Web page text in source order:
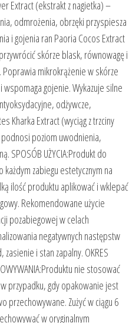
Extract (ekstrakt z nagietka) –
odmrożenia, obrzęki przyspiesza
i gojenia ran Paoria Cocos Extract
skórze blask, równowagę i
mikrokrążenie w skórze
wspomaga gojenie. Wykazuje silne
odżywcze,
Kharka Extract (wyciąg z trzciny
podnosi poziom uwodnienia,
SPOSÓB UŻYCIA:Produkt do
zabiegu estetycznym na
ilość produktu aplikować i wklepać
Rekomendowane użycie
pozabiegowej w celach
negatywnych następstw
i stan zapalny. OKRES
nie stosować
przypadku, gdy opakowanie jest
przechowywane. Zużyć w ciągu 6
w oryginalnym